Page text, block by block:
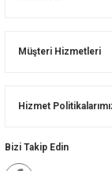
Müşteri Hizmetleri
Hizmet
Bizi Takip Edin